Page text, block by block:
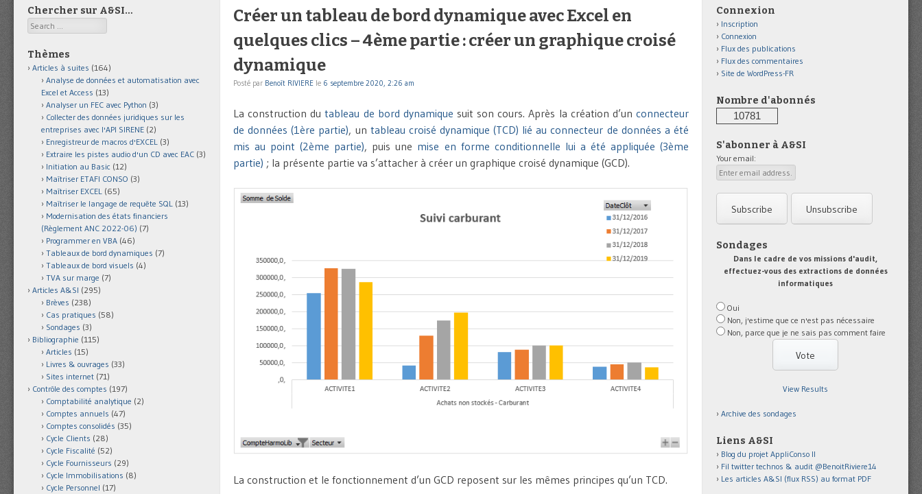
Créer un tableau de bord dynamique avec Excel en
quelques clics – 4ème partie : créer un graphique croisé
dynamique
Posté par Benoît RIVIERE le 6 septembre 2020, 2:26 am
La construction dutableau de bord dynamique suit son cours. Après la création d’unconnecteur
de données (1ère partie), un tableau croisé dynamique (TCD) lié au connecteur de données a été
mis au point (2ème partie), puis une mise en forme conditionnelle lui a été appliquée (3ème
partie) ; la présente partie va s’attacher à créer un graphique croisé dynamique (GCD).
La construction et le fonctionnement d’un GCD reposent sur les mêmes principes qu’un TCD.
Chercher sur A&SI…
Search
Thèmes
Articles à suites (164)
Analyse de données et automatisation avec
Excel et Access (13)
Analyser un FEC avec Python (3)
Collecter des données juridiques sur les
entreprises avec l'API SIRENE (2)
Enregistreur de macros d'EXCEL (3)
Extraire les pistes audio d'un CD avec EAC (3)
Initiation au Basic (12)
Maîtriser ETAFI CONSO (3)
Maîtriser EXCEL (65)
Maîtriser le langage de requête SQL (13)
Modernisation des états financiers
(Règlement ANC 2022-06) (7)
Programmer en VBA (46)
Tableaux de bord dynamiques (7)
Tableaux de bord visuels (4)
TVA sur marge (7)
Articles A&SI (295)
Brèves (238)
Cas pratiques (58)
Sondages (3)
Bibliographie (115)
Articles (15)
Livres & ouvrages (33)
Sites internet (71)
Contrôle des comptes (197)
Comptabilité analytique (2)
Comptes annuels (47)
Comptes consolidés (35)
Cycle Clients (28)
Cycle Fiscalité (52)
Cycle Fournisseurs (29)
Cycle Immobilisations (8)
Cycle Personnel (17)
Connexion
Inscription
Connexion
Flux des publications
Flux des commentaires
Site de WordPress-FR
Nombre d'abonnés
10781
S'abonner à A&SI
Your email:
Sondages
Dans le cadre de vos missions d'audit,
effectuez-vous des extractions de données
informatiques
Oui
Non, j'estime que ce n'est pas nécessaire
Non, parce que je ne sais pas comment faire
View Results
Archive des sondages
Liens A&SI
Blog du projet AppliConso II
Fil twitter technos & audit @BenoitRiviere14
Les articles A&SI (flux RSS) au format PDF